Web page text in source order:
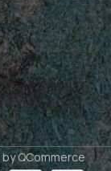
by QCommerce